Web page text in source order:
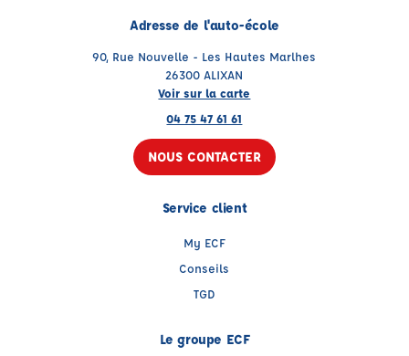
Adresse de l'auto-école
90, Rue Nouvelle - Les Hautes Marlhes
26300 ALIXAN
Voir sur la carte
04 75 47 61 61
NOUS CONTACTER
Service client
My ECF
Conseils
TGD
Le groupe ECF